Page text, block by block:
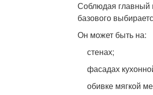
Соблюдая главный
базового
Он может быть на:
стенах;
фасадах
обивке мягкой